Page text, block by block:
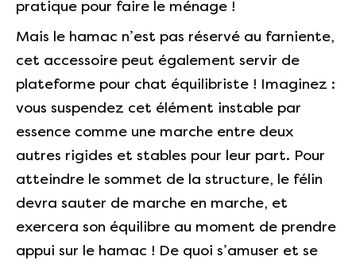
pratique pour faire le ménage !
Mais le hamac n’est pas réservé au farniente,
cet accessoire peut également servir de
plateforme pour chat équilibriste ! Imaginez :
vous suspendez cet élément instable par
essence comme une marche entre deux
autres rigides et stables pour leur part. Pour
atteindre le sommet de la structure, le félin
devra sauter de marche en marche, et
exercera son équilibre au moment de prendre
appui sur le hamac ! De quoi s’amuser et se